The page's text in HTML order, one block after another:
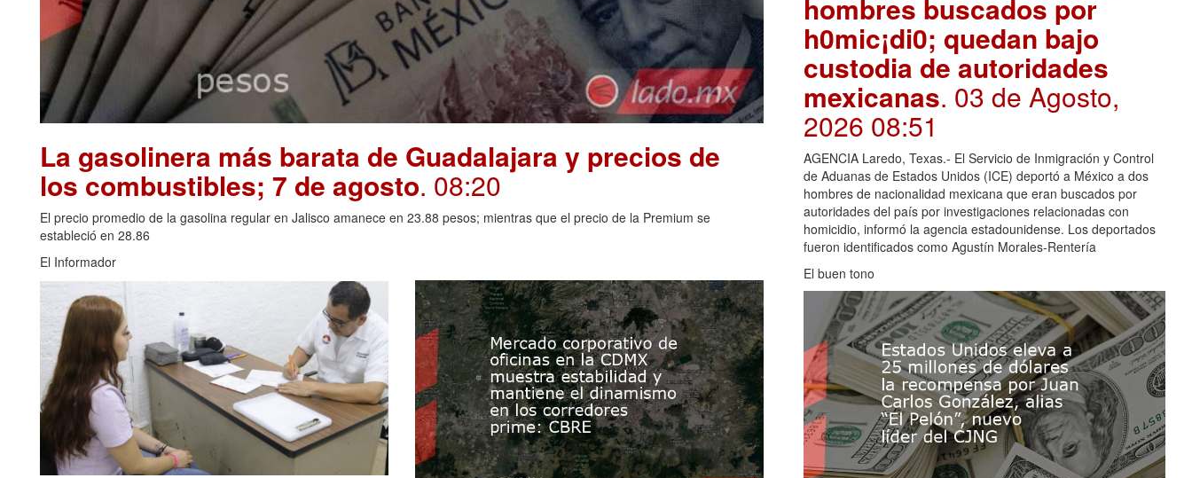
La gasolinera más barata de Guadalajara y precios de
los combustibles; 7 de agosto. 08:20
El precio promedio de la gasolina regular en Jalisco amanece en 23.88 pesos; mientras que el precio de la Premium se
estableció en 28.86
El Informador
hombres buscados por
h0mic¡di0; quedan bajo
custodia de autoridades
mexicanas. 03 de Agosto,
2026 08:51
AGENCIA Laredo, Texas.- El Servicio de Inmigración y Control
de Aduanas de Estados Unidos (ICE) deportó a México a dos
hombres de nacionalidad mexicana que eran buscados por
autoridades del país por investigaciones relacionadas con
homicidio, informó la agencia estadounidense. Los deportados
fueron identificados como Agustín Morales-Rentería
El buen tono